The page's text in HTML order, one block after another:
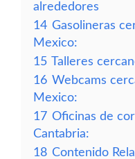
alrededores
14 Gasolineras
Mexico:
15 Talleres
16 Webcams
Mexico:
17 Oficinas de
Cantabria:
18 Contenido